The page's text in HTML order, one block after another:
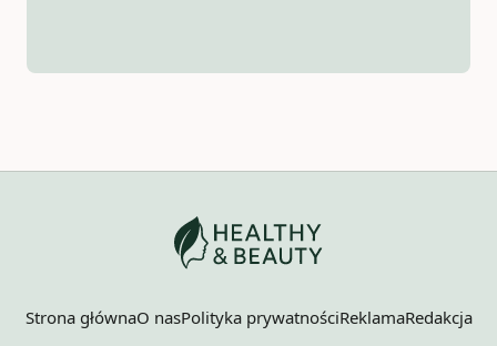
Strona głównaO nasPolityka prywatnościReklamaRedakcja